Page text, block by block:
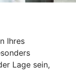
Ihres
Lage sein,